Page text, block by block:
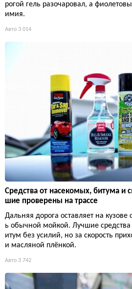
рогой гель разочаровал, а
имия.
Авто 3 014
Средства от насекомых, битума и
шие проверены на трассе
Дальняя дорога оставляет на
ь обычной мойкой. Лучшие
итум без усилий, но за скорость
и масляной плёнкой.
Авто 3 742